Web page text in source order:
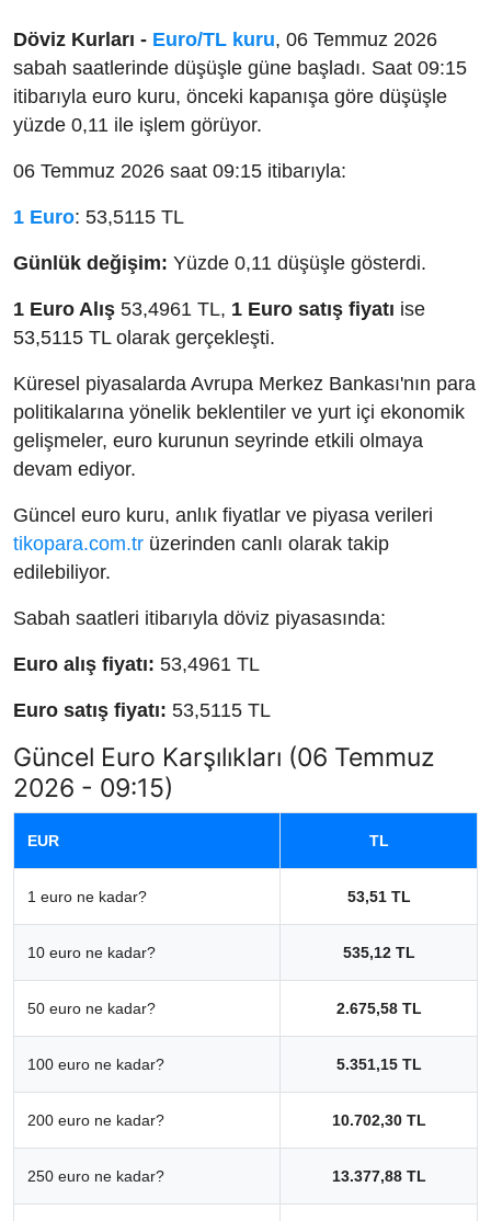
Döviz Kurları - Euro/TL kuru, 06 Temmuz 2026
sabah saatlerinde düşüşle güne başladı. Saat 09:15
itibarıyla euro kuru, önceki kapanışa göre düşüşle
yüzde 0,11 ile işlem görüyor.
06 Temmuz 2026 saat 09:15 itibarıyla:
1 Euro: 53,5115 TL
Günlük değişim: Yüzde 0,11 düşüşle gösterdi.
1 Euro Alış 53,4961 TL, 1 Euro satış fiyatı ise
53,5115 TL olarak gerçekleşti.
Küresel piyasalarda Avrupa Merkez Bankası'nın para
politikalarına yönelik beklentiler ve yurt içi ekonomik
gelişmeler, euro kurunun seyrinde etkili olmaya
devam ediyor.
Güncel euro kuru, anlık fiyatlar ve piyasa verileri
tikopara.com.tr üzerinden canlı olarak takip
edilebiliyor.
Sabah saatleri itibarıyla döviz piyasasında:
Euro alış fiyatı: 53,4961 TL
Euro satış fiyatı: 53,5115 TL
Güncel Euro Karşılıkları (06 Temmuz
2026 - 09:15)
EUR TL
1 euro ne kadar? 53,51 TL
10 euro ne kadar? 535,12 TL
50 euro ne kadar? 2.675,58 TL
100 euro ne kadar? 5.351,15 TL
200 euro ne kadar? 10.702,30 TL
250 euro ne kadar? 13.377,88 TL